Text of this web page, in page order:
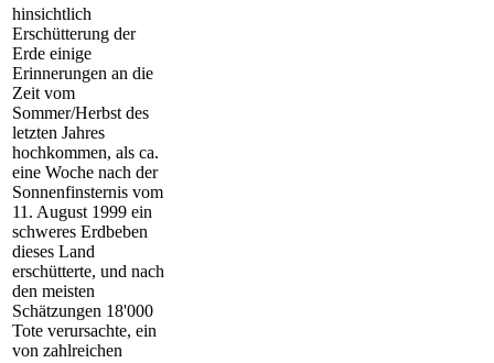
hinsichtlich
Erschütterung der
Erde einige
Erinnerungen an die
Zeit vom
Sommer/Herbst des
letzten Jahres
hochkommen, als ca.
eine Woche nach der
Sonnenfinsternis vom
11. August 1999 ein
schweres Erdbeben
dieses Land
erschütterte, und nach
den meisten
Schätzungen 18'000
Tote verursachte, ein
von zahlreichen